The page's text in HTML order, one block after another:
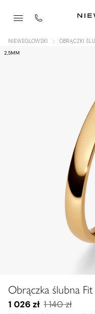
NIEWEGLOWSKI OBRĄCZKI
2,5MM
Obrączka ślubna
1 026 zł 1 140 zł